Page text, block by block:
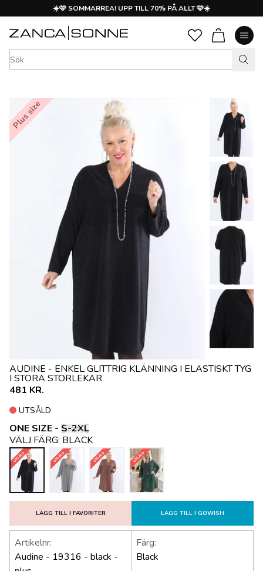
☀️🩷 SOMMARREA! UPP TILL 70% PÅ ALLT 🩷☀️
Plus size
AUDINE - ENKEL GLITTRIG KLÄNNING I ELASTISKT TYG
I STORA STORLEKAR
ONE SIZE - S-2XL
UTSÅLD
481 KR.
LÄGG TILL I FAVORITER LÄGG TILL I GOWISH
VÄLJ FÄRG: BLACK
UTSÅLD UTSÅLD UTSÅLD UTSÅLD
Artikelnr:
Audine - 19316 - black -
Färg:
Black